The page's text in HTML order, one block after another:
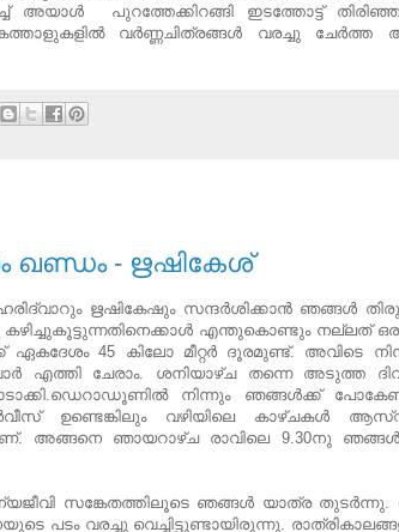
അയാള്‍ പുറത്തേക്കിറങ്ങി ഇടത്തോട്ട്
വര്‍ണ്ണചിത്രങ്ങള്‍ വരച്ചു ചേര്‍ത്ത
ഖണ്ഡം - ഋഷികേശ്
ഋഷികേഷും സന്ദര്‍ശിക്കാന്‍ ഞങ്ങള്‍
എന്തുകൊണ്ടും നല്ലത്
45 കിലോ മീറ്റര്‍ ദൂരമുണ്ട്. അവിടെ
എത്തി ചേരാം. ശനിയാഴ്ച തന്നെ അടുത്ത
നിന്നും ഞങ്ങള്‍ക്ക്
ഉണ്ടെങ്കിലും വഴിയിലെ കാഴ്ചകള്‍
അങ്ങനെ ഞായറാഴ്ച രാവിലെ 9.30നു
സങ്കേതത്തിലൂടെ ഞങ്ങള്‍ യാത്ര തുടര്‍ന്നു.
പടം വരച്ചു വെച്ചിട്ടുണ്ടായിരുന്നു.